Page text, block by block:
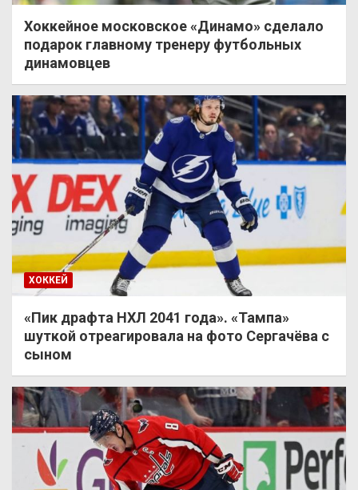
Хоккейное московское «Динамо» сделало
подарок главному тренеру футбольных
динамовцев
ХОККЕЙ
«Пик драфта НХЛ 2041 года». «Тампа»
шуткой отреагировала на фото Сергачёва с
сыном